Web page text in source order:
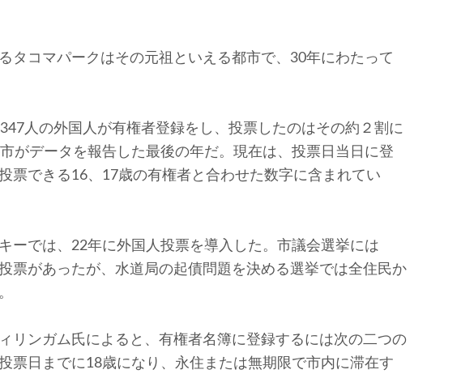
タコマパークはその元祖といえる都市で、30年にわたって
人の外国人が有権者登録をし、投票したのはその約２割に
がデータを報告した最後の年だ。現在は、投票日当日に登
票できる16、17歳の有権者と合わせた数字に含まれてい
ーでは、22年に外国人投票を導入した。市議会選挙には
票があったが、水道局の起債問題を決める選挙では全住民か
リンガム氏によると、有権者名簿に登録するには次の二つの
票日までに18歳になり、永住または無期限で市内に滞在す